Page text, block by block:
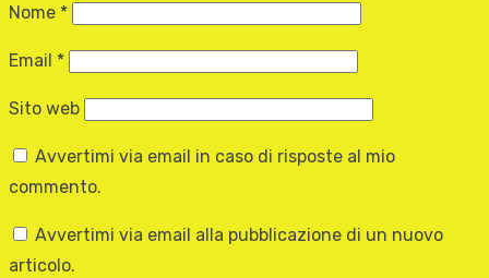
Nome *
Email *
Sito web
Avvertimi via email in caso di risposte al mio
commento.
Avvertimi via email alla pubblicazione di un nuovo
articolo.